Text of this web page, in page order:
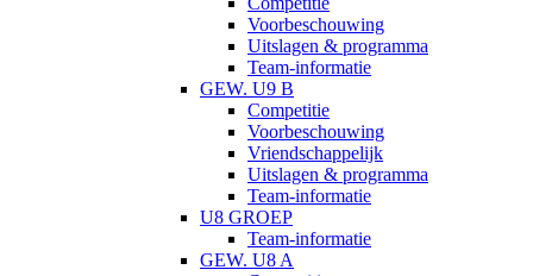
Voorbeschouwing
Uitslagen & programma
Team-informatie
GEW. U9 B
Competitie
Voorbeschouwing
Vriendschappelijk
Uitslagen & programma
Team-informatie
U8 GROEP
Team-informatie
GEW. U8 A